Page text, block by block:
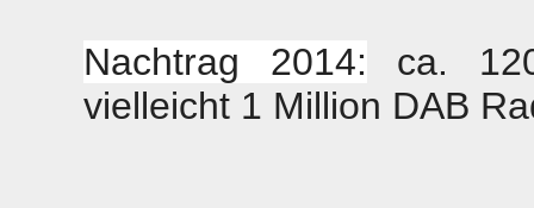
Nachtrag 2014: ca.
vielleicht 1 Million DAB